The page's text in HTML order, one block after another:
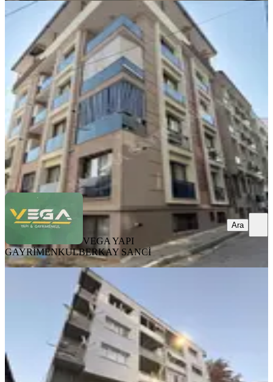
EŞYALI
Atatürk Mahallesin'de Eşyalı Arakat
Çift Cephe Satılık 2+1
Buca, Atatürk Mahallesi
2+1·84 m²·1. Kat 30.07.2026
3.700.000 ₺
VEGA YAPI GAYRİMENKULBERKAY SANCİ
Ara
VEGA YAPI
GAYRİMENKULBERKAY SANCİ
Ara
Atatürk Mahallesi Süleyman Bilgen
Okul Karşısı
Buca, Atatürk Mahallesi
3+1 · 125 m² · Düz Giriş (Zemin)
3.750.000 ₺